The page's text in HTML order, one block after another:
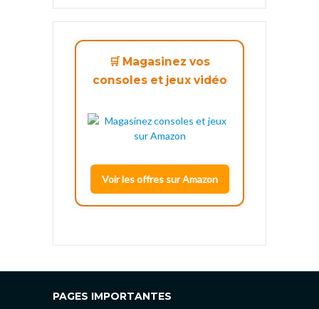
🛒 Magasinez vos
consoles et jeux vidéo
Voir les offres sur Amazon
PAGES IMPORTANTES